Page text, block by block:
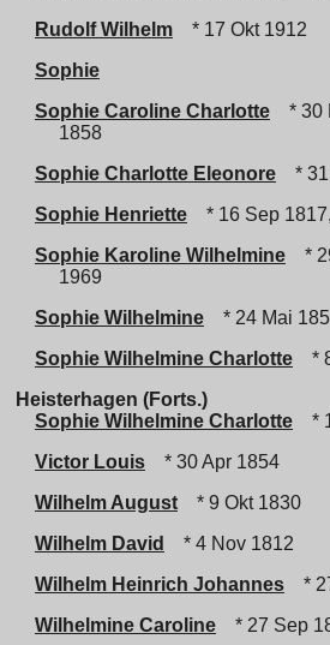
Rudolf Wilhelm
* 17 Okt 1912
Sophie
Sophie Caroline Charlotte
* 30
1858
Sophie Charlotte Eleonore
*
Sophie Henriette
* 16 Sep
Sophie Karoline Wilhelmine
*
1969
Sophie Wilhelmine
* 24 Mai
Sophie Wilhelmine Charlotte
*
Heisterhagen (Forts.)
Sophie Wilhelmine Charlotte
*
Victor Louis
* 30 Apr 1854
Wilhelm August
* 9 Okt 1830
Wilhelm David
* 4 Nov 1812
Wilhelm Heinrich Johannes
*
Wilhelmine Caroline
* 27 Sep